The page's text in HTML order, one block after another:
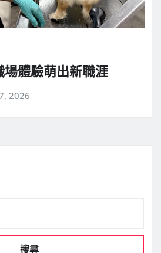
場體驗萌出新職涯
2026
搜尋